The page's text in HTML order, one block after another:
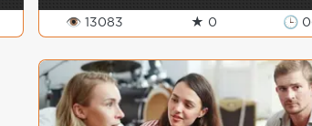
👁 13083 ★ 0 🕒